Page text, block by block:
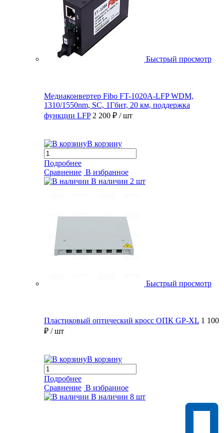
Быстрый просмотр
Медиаконвертер Fibo FT-1020A-LFP WDM,
1310/1550nm, SC, 1Гбит, 20 км, поддержка
функции LFP 2 200 ₽ / шт
В корзину
Подробнее
Сравнение В избранное
В наличии 2 шт
Быстрый просмотр
Пластиковый оптический кросс ОПК GP-XL 1 100
₽ / шт
В корзину
Подробнее
Сравнение В избранное
В наличии 8 шт